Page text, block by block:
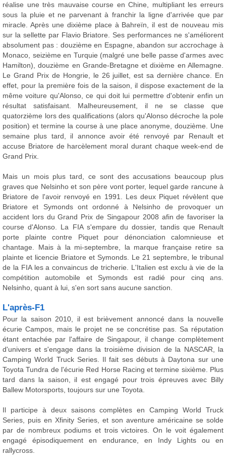
réalise une très mauvaise course en Chine, multipliant les erreurs
sous la pluie et ne parvenant à franchir la ligne d'arrivée que par
miracle. Après une dixième place à Bahreïn, il est de nouveau mis
sur la sellette par Flavio Briatore. Ses performances ne s'améliorent
absolument pas : douzième en Espagne, abandon sur accrochage à
Monaco, seizième en Turquie (malgré une belle passe d'armes avec
Hamilton), douzième en Grande-Bretagne et dixième en Allemagne.
Le Grand Prix de Hongrie, le 26 juillet, est sa dernière chance. En
effet, pour la première fois de la saison, il dispose exactement de la
même voiture qu'Alonso, ce qui doit lui permettre d'obtenir enfin un
résultat satisfaisant. Malheureusement, il ne se classe que
quatorzième lors des qualifications (alors qu'Alonso décroche la pole
position) et termine la course à une place anonyme, douzième. Une
semaine plus tard, il annonce avoir été renvoyé par Renault et
accuse Briatore de harcèlement moral durant chaque week-end de
Grand Prix.
Mais un mois plus tard, ce sont des accusations beaucoup plus
graves que Nelsinho et son père vont porter, lequel garde rancune à
Briatore de l'avoir renvoyé en 1991. Les deux Piquet révèlent que
Briatore et Symonds ont ordonné à Nelsinho de provoquer un
accident lors du Grand Prix de Singapour 2008 afin de favoriser la
course d'Alonso. La FIA s'empare du dossier, tandis que Renault
porte plainte contre Piquet pour dénonciation calomnieuse et
chantage. Mais à la mi-septembre, la marque française retire sa
plainte et licencie Briatore et Symonds. Le 21 septembre, le tribunal
de la FIA les a convaincus de tricherie. L'Italien est exclu à vie de la
compétition automobile et Symonds est radié pour cinq ans.
Nelsinho, quant à lui, s'en sort sans aucune sanction.
L'après-F1
Pour la saison 2010, il est brièvement annoncé dans la nouvelle
écurie Campos, mais le projet ne se concrétise pas. Sa réputation
étant entachée par l'affaire de Singapour, il change complètement
d'univers et s'engage dans la troisième division de la NASCAR, la
Camping World Truck Series. Il fait ses débuts à Daytona sur une
Toyota Tundra de l'écurie Red Horse Racing et termine sixième. Plus
tard dans la saison, il est engagé pour trois épreuves avec Billy
Ballew Motorsports, toujours sur une Toyota.
Il participe à deux saisons complètes en Camping World Truck
Series, puis en Xfinity Series, et son aventure américaine se solde
par de nombreux podiums et trois victoires. On le voit également
engagé épisodiquement en endurance, en Indy Lights ou en
rallycross.